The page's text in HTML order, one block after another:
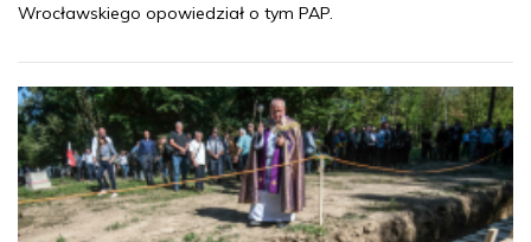
Wrocławskiego opowiedział o tym PAP.